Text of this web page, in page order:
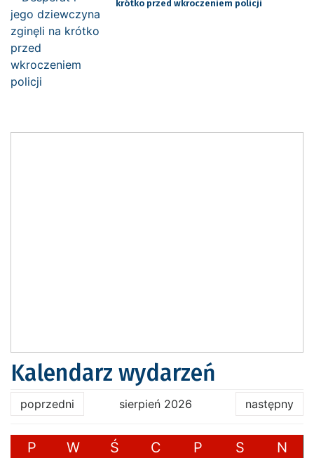
krótko przed wkroczeniem policji
Kalendarz wydarzeń
poprzedni sierpień 2026 następny
P W Ś C P S N